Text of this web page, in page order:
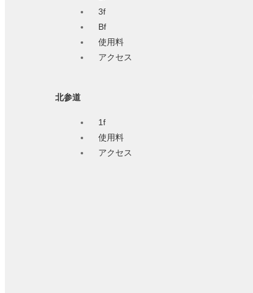
3f
Bf
使用料
アクセス
北参道
1f
使用料
アクセス